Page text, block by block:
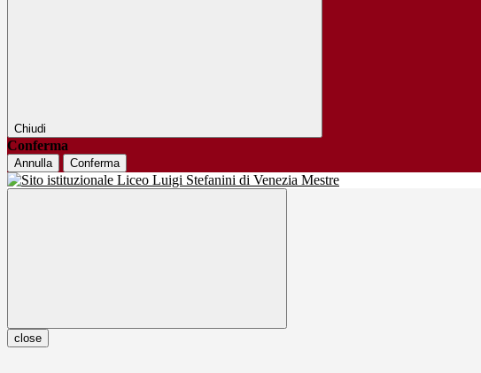
Chiudi
Conferma
Annulla Conferma
close